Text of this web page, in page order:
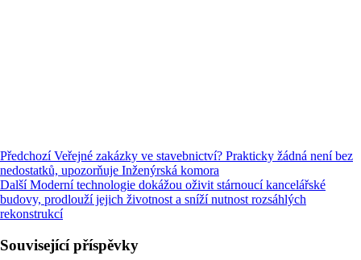
Předchozí Veřejné zakázky ve stavebnictví? Prakticky žádná není bez
nedostatků, upozorňuje Inženýrská komora
Další Moderní technologie dokážou oživit stárnoucí kancelářské
budovy, prodlouží jejich životnost a sníží nutnost rozsáhlých
rekonstrukcí
Související příspěvky